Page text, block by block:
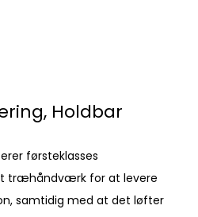
Holdbar
førsteklasses
træhåndværk for at levere
samtidig med at det løfter